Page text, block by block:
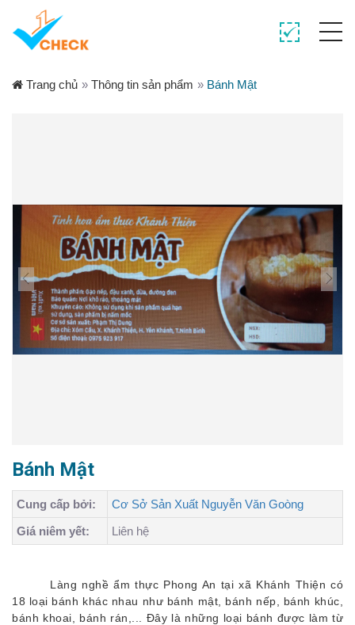
Trang chủ » Thông tin sản phẩm » Bánh Mật
Bánh Mật
Cung cấp bởi:
Cơ Sở Sản Xuất Nguyễn Văn Goòng
Giá niêm yết:
Liên hệ
Làng nghề ẩm thực Phong An tại xã Khánh Thiện có
18 loại bánh khác nhau như bánh mật, bánh nếp, bánh khúc,
bánh khoai, bánh rán,... Đây là những loại bánh được làm từ